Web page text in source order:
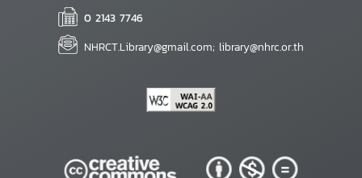
0 2143 7746
NHRCT.Library@gmail.com; library@nhrc.or.th